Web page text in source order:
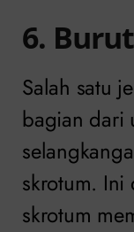
6. Burut
Salah satu
bagian dari
skrotum. Ini
skrotum